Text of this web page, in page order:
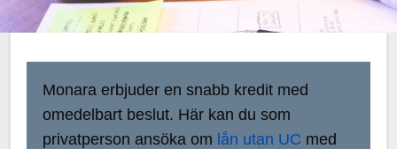
Monara erbjuder en snabb kredit med
omedelbart beslut. Här kan du som
privatperson ansöka om lån utan UC med